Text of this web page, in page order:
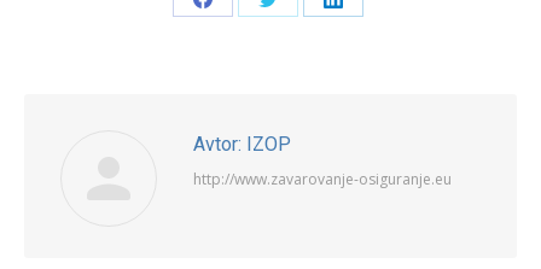
Share Share Share
Avtor: IZOP
http://www.zavarovanje-osiguranje.eu